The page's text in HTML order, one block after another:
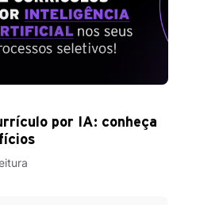
por IA: conheça